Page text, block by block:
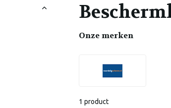
Onze merken
1 product